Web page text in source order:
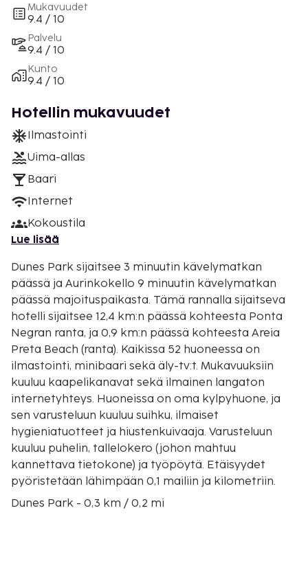
Mukavuudet
9.4 / 10
Palvelu
9.4 / 10
Kunto
9.4 / 10
Hotellin mukavuudet
Ilmastointi
Uima-allas
Baari
Internet
Kokoustila
Lue lisää
Dunes Park sijaitsee 3 minuutin kävelymatkan
päässä ja Aurinkokello 9 minuutin kävelymatkan
päässä majoituspaikasta. Tämä rannalla sijaitseva
hotelli sijaitsee 12,4 km:n päässä kohteesta Ponta
Negran ranta, ja 0,9 km:n päässä kohteesta Areia
Preta Beach (ranta). Kaikissa 52 huoneessa on
ilmastointi, minibaari sekä äly-tv:t. Mukavuuksiin
kuuluu kaapelikanavat sekä ilmainen langaton
internetyhteys. Huoneissa on oma kylpyhuone, ja
sen varusteluun kuuluu suihku, ilmaiset
hygieniatuotteet ja hiustenkuivaaja. Varusteluun
kuuluu puhelin, tallelokero (johon mahtuu
kannettava tietokone) ja työpöytä. Etäisyydet
pyöristetään lähimpään 0,1 mailiin ja kilometriin.
Dunes Park - 0,3 km / 0,2 mi